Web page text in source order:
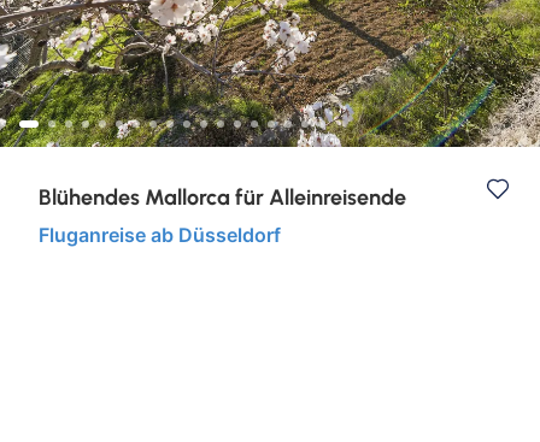
Kurzurlaub
Städtereisen
Blühendes Mallorca für Alleinreisende
Fluganreise ab Düsseldorf